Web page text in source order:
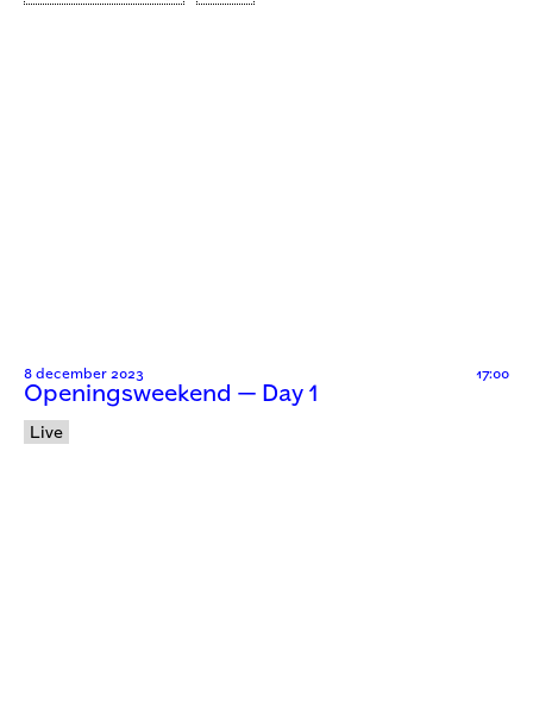
8 december 2023 17:00
Openingsweekend — Day 1
Live